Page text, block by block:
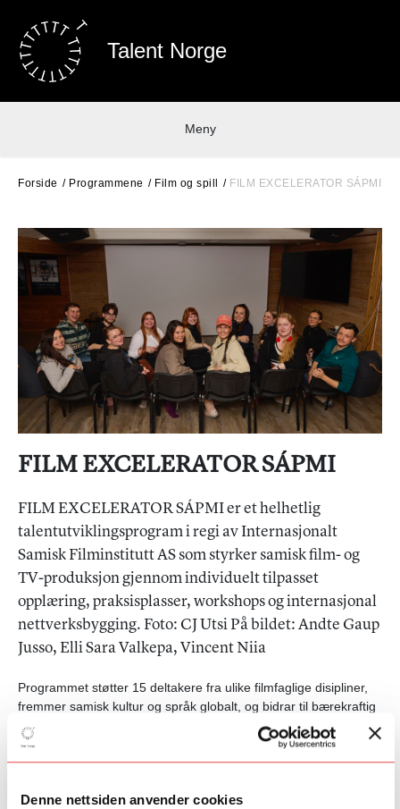
Denne nettsiden anvender cookies
Talent Norge
Meny
Forside Programmene Film og spill FILM EXCELERATOR SÁPMI
FILM EXCELERATOR SÁPMI
FILM EXCELERATOR SÁPMI er et helhetlig
talentutviklingsprogram i regi av Internasjonalt
Samisk Filminstitutt AS som styrker samisk film- og
TV-produksjon gjennom individuelt tilpasset
opplæring, praksisplasser, workshops og internasjonal
nettverksbygging. Foto: CJ Utsi På bildet: Andte Gaup
Jusso, Elli Sara Valkepa, Vincent Niia
Programmet støtter 15 deltakere fra ulike filmfaglige disipliner,
fremmer samisk kultur og språk globalt, og bidrar til bærekraftig
vekst i den samiske filmindustrien.
Målgruppen for FILM
EXCELERATOR SÁPMI er nye og etablerte filmskapere og
filmarbeidere fra Sápmi, innen alle filmfaglige disipliner.
Programmer har 15 deltakere årlig. Les mer